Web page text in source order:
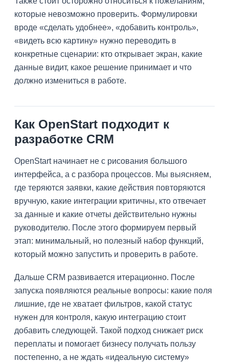
которые невозможно проверить. Формулировки
вроде «сделать удобнее», «добавить контроль»,
«видеть всю картину» нужно переводить в
конкретные сценарии: кто открывает экран, какие
данные видит, какое решение принимает и что
должно измениться в работе.
Как OpenStart подходит к
разработке CRM
OpenStart начинает не с рисования большого
интерфейса, а с разбора процессов. Мы выясняем,
где теряются заявки, какие действия повторяются
вручную, какие интеграции критичны, кто отвечает
за данные и какие отчеты действительно нужны
руководителю. После этого формируем первый
этап: минимальный, но полезный набор функций,
который можно запустить и проверить в работе.
Дальше CRM развивается итерационно. После
запуска появляются реальные вопросы: какие поля
лишние, где не хватает фильтров, какой статус
нужен для контроля, какую интеграцию стоит
добавить следующей. Такой подход снижает риск
переплаты и помогает бизнесу получать пользу
постепенно, а не ждать «идеальную систему»